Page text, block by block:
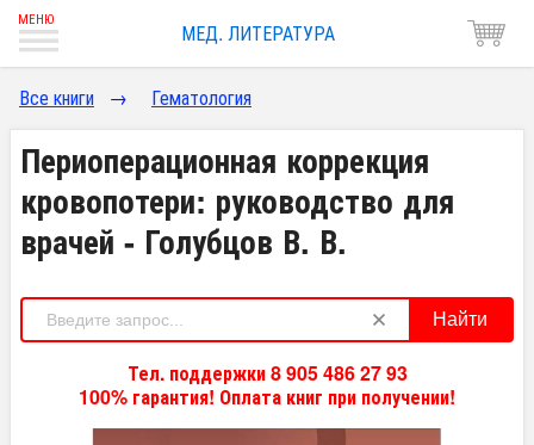
МЕД. ЛИТЕРАТУРА
Все книги → Гематология
Периоперационная коррекция
кровопотери: руководство для
врачей - Голубцов В. В.
Найти
Тел. поддержки 8 905 486 27 93
100% гарантия! Оплата книг при получении!